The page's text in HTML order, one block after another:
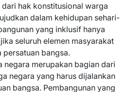
hak konstitusional warga
dalam kehidupan sehari-
yang inklusif hanya
seluruh elemen masyarakat
bangsa.
negara merupakan bagian dari
negara yang harus dijalankan
bangsa. Pembangunan yang